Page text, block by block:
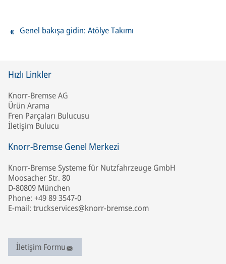
Genel bakışa gidin: Atölye Takımı
Hızlı Linkler
Knorr-Bremse AG
Ürün Arama
Fren Parçaları Bulucusu
İletişim Bulucu
Knorr-Bremse Genel Merkezi
Knorr-Bremse Systeme für Nutzfahrzeuge GmbH
Moosacher Str. 80
D-80809 München
Phone: +49 89 3547-0
E-mail: truckservices@knorr-bremse.com
İletişim Formu